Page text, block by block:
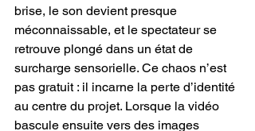
brise, le son devient presque
méconnaissable, et le spectateur se
retrouve plongé dans un état de
surcharge sensorielle. Ce chaos n’est
pas gratuit : il incarne la perte d’identité
au centre du projet. Lorsque la vidéo
bascule ensuite vers des images